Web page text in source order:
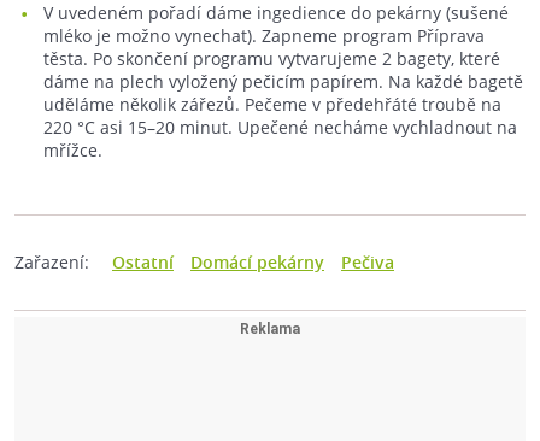
V uvedeném pořadí dáme ingedience do pekárny (sušené
mléko je možno vynechat). Zapneme program Příprava
těsta. Po skončení programu vytvarujeme 2 bagety, které
dáme na plech vyložený pečicím papírem. Na každé bagetě
uděláme několik zářezů. Pečeme v předehřáté troubě na
220 °C asi 15–20 minut. Upečené necháme vychladnout na
mřížce.
Zařazení: Ostatní Domácí pekárny Pečiva